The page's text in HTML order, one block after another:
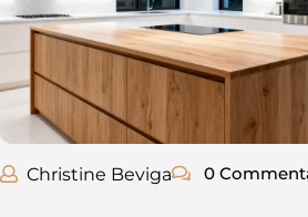
Christine Beviga 0